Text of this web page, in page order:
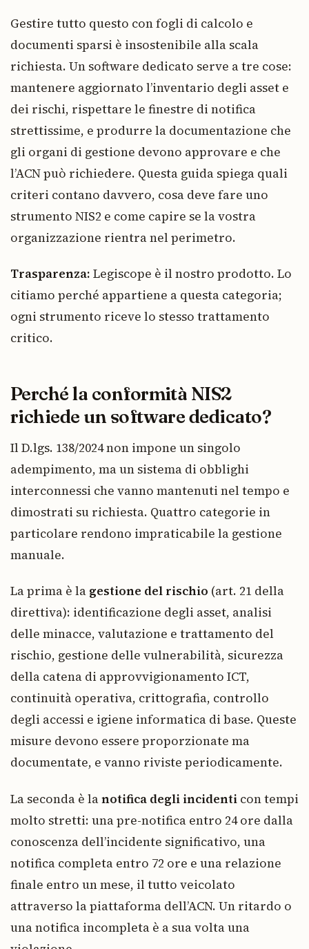
Gestire tutto questo con fogli di calcolo e
documenti sparsi è insostenibile alla scala
richiesta. Un software dedicato serve a tre cose:
mantenere aggiornato l’inventario degli asset e
dei rischi, rispettare le finestre di notifica
strettissime, e produrre la documentazione che
gli organi di gestione devono approvare e che
l’ACN può richiedere. Questa guida spiega quali
criteri contano davvero, cosa deve fare uno
strumento NIS2 e come capire se la vostra
organizzazione rientra nel perimetro.
Trasparenza: Legiscope è il nostro prodotto. Lo
citiamo perché appartiene a questa categoria;
ogni strumento riceve lo stesso trattamento
critico.
Perché la conformità NIS2
richiede un software dedicato?
Il D.lgs. 138/2024 non impone un singolo
adempimento, ma un sistema di obblighi
interconnessi che vanno mantenuti nel tempo e
dimostrati su richiesta. Quattro categorie in
particolare rendono impraticabile la gestione
manuale.
La prima è la gestione del rischio (art. 21 della
direttiva): identificazione degli asset, analisi
delle minacce, valutazione e trattamento del
rischio, gestione delle vulnerabilità, sicurezza
della catena di approvvigionamento ICT,
continuità operativa, crittografia, controllo
degli accessi e igiene informatica di base. Queste
misure devono essere proporzionate ma
documentate, e vanno riviste periodicamente.
La seconda è lanotifica degli incidenti con tempi
molto stretti: una pre-notifica entro 24 ore dalla
conoscenza dell’incidente significativo, una
notifica completa entro 72 ore e una relazione
finale entro un mese, il tutto veicolato
attraverso la piattaforma dell’ACN. Un ritardo o
una notifica incompleta è a sua volta una